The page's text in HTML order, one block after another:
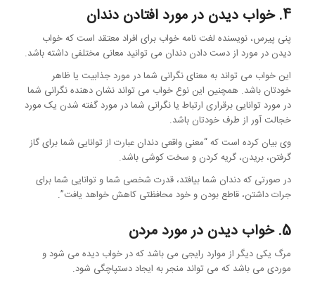
4. خواب دیدن در مورد افتادن دندان
پنی پیرس، نویسنده لغت نامه خواب برای افراد معتقد است که خواب
دیدن در مورد از دست دادن دندان می توانید معانی مختلفی داشته باشد.
این خواب می تواند به معنای نگرانی شما در مورد جذابیت یا ظاهر
خودتان باشد. همچنین این نوع خواب می تواند نشان دهنده نگرانی شما
در مورد توانایی برقراری ارتباط یا نگرانی شما در مورد گفته شدن یک مورد
خجالت آور از طرف خودتان باشد.
وی بیان کرده است که “معنی واقعی دندان عبارت از توانایی شما برای گاز
گرفتن، بریدن، گریه کردن و سخت کوشی باشد.
در صورتی که دندان شما بیافتد، قدرت شخصی شما و توانایی شما برای
جرات داشتن، قاطع بودن و خود محافظتی کاهش خواهد یافت”.
5. خواب دیدن در مورد مردن
مرگ یکی دیگر از موارد رایجی می باشد که در خواب دیده می شود و
موردی می باشد که می تواند منجر به ایجاد دستپاچگی شود.